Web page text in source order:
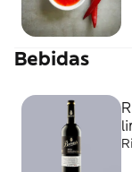
Bebidas